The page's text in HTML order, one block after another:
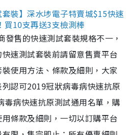
裝】深水埗電子特賣城$15快速
買10支再送3支檢測棒
發售的快速測試套裝規格不一，
速測試套裝前請留意售賣平台
使用方法、條款及細則，大家
認可2019冠狀病毒病快速抗原
毒病快速抗原測試通用名單，購
條款及細則，一切以訂購平台